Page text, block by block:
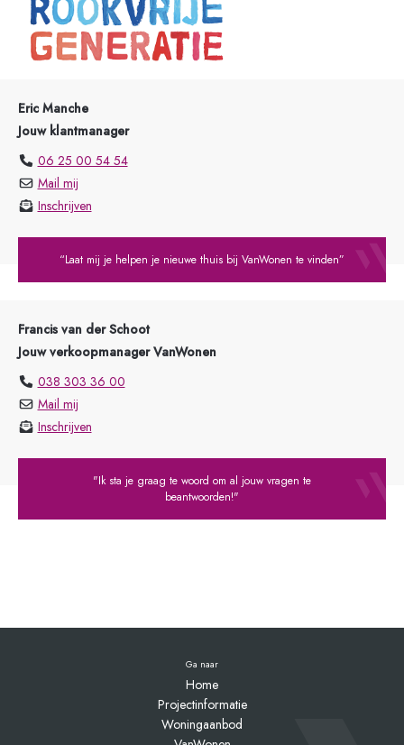
Eric Manche
Jouw klantmanager
06 25 00 54 54
Mail mij
Inschrijven
“Laat mij je helpen je nieuwe thuis bij VanWonen te vinden”
Francis van der Schoot
Jouw verkoopmanager VanWonen
038 303 36 00
Mail mij
Inschrijven
"Ik sta je graag te woord om al jouw vragen te
beantwoorden!"
Ga naar
Home
Projectinformatie
Woningaanbod